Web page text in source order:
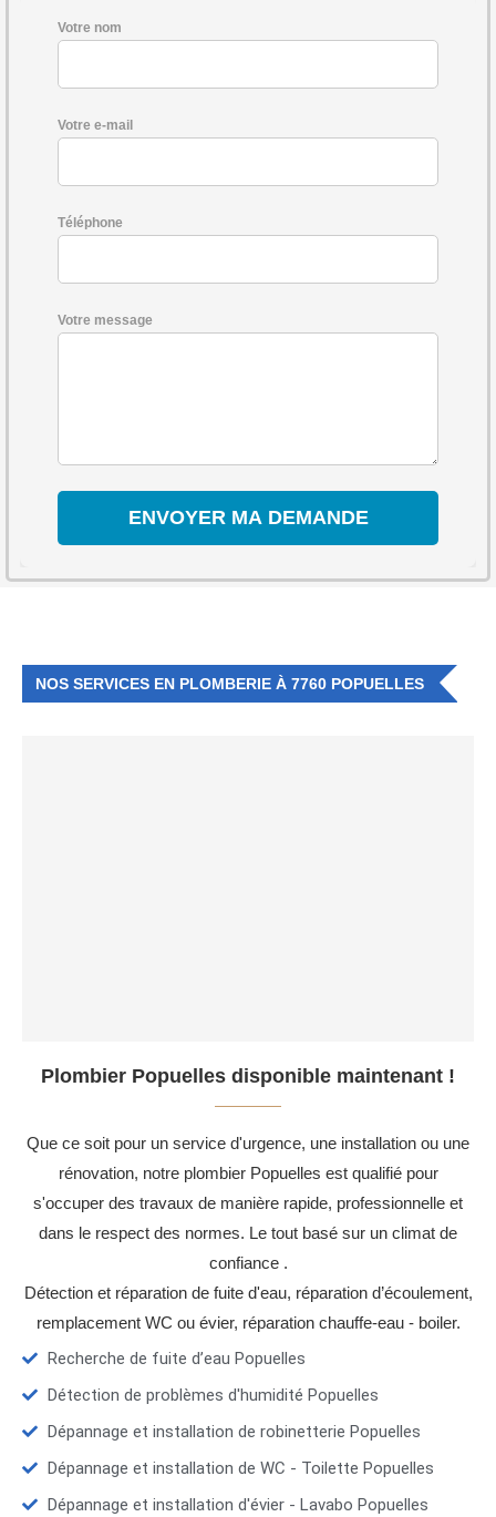
Votre nom
Votre e-mail
Téléphone
Votre message
NOS SERVICES EN PLOMBERIE À 7760 POPUELLES
Plombier Popuelles disponible maintenant !
Que ce soit pour un service d'urgence, une installation ou une
rénovation, notre plombier Popuelles est qualifié pour
s'occuper des travaux de manière rapide, professionnelle et
dans le respect des normes. Le tout basé sur un climat de
confiance .
Détection et réparation de fuite d'eau, réparation d’écoulement,
remplacement WC ou évier, réparation chauffe-eau - boiler.
Recherche de fuite d’eau Popuelles
Détection de problèmes d'humidité Popuelles
Dépannage et installation de robinetterie Popuelles
Dépannage et installation de WC - Toilette Popuelles
Dépannage et installation d'évier - Lavabo Popuelles